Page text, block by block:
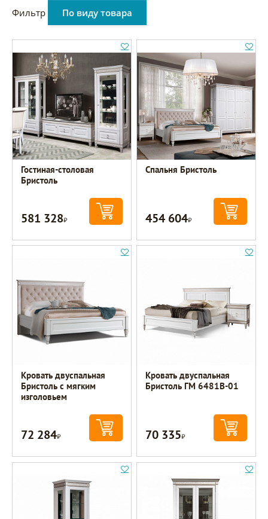
Фильтр По виду товара
Гостиная-столовая
Бристоль
581 328Р
Спальня Бристоль
454 604Р
Кровать двуспальная
Бристоль с мягким
изголовьем
72 284Р
Кровать двуспальная
Бристоль ГМ 6481В-01
70 335Р